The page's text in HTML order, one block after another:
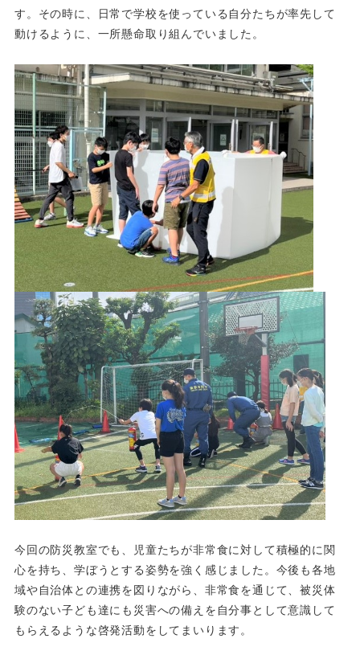
す。その時に、日常で学校を使っている自分たちが率先して
動けるように、一所懸命取り組んでいました。
今回の防災教室でも、児童たちが非常食に対して積極的に関
心を持ち、学ぼうとする姿勢を強く感じました。 今後も各地
域や自治体との連携を図りながら、非常食を通じて、被災体
験のない子ども達にも災害への備えを自分事として意識して
もらえるような啓発活動をしてまいります。